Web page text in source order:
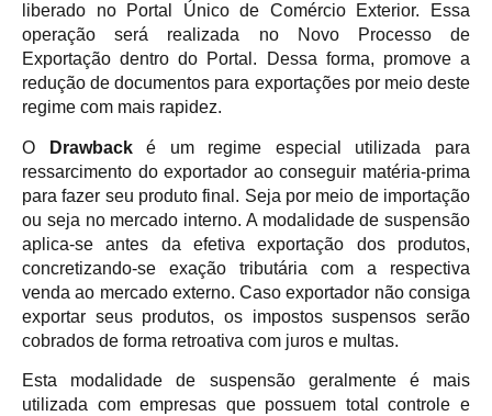
liberado no Portal Único de Comércio Exterior. Essa
operação será realizada no Novo Processo de
Exportação dentro do Portal. Dessa forma, promove a
redução de documentos para exportações por meio deste
regime com mais rapidez.
O Drawbacké um regime especial utilizada para
ressarcimento do exportador ao conseguir matéria-prima
para fazer seu produto final. Seja por meio de importação
ou seja no mercado interno. A modalidade de suspensão
aplica-se antes da efetiva exportação dos produtos,
concretizando-se exação tributária com a respectiva
venda ao mercado externo. Caso exportador não consiga
exportar seus produtos, os impostos suspensos serão
cobrados de forma retroativa com juros e multas.
Esta modalidade de suspensão geralmente é mais
utilizada com empresas que possuem total controle e